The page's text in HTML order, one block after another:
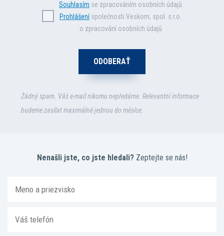
Souhlasím se zpracováním osobních údajů
Prohlášeníspolečnosti Veskom, spol. s.r.o.
o zpracování osobních údajů
Žádný spam. Váš e-mail nikomu nepředáme. Relevantní informace
budeme zasílat maximálně jednou do měsíce.
Nenašli jste, co jste hledali?Zeptejte se nás!